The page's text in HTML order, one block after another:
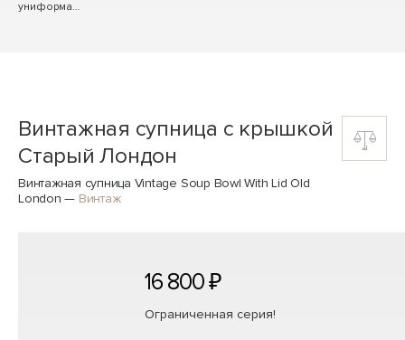
униформа…
Винтажная супница с крышкой
Старый Лондон
Винтажная супница Vintage Soup Bowl With Lid Old
London — Винтаж
16 800 ₽
Ограниченная серия!